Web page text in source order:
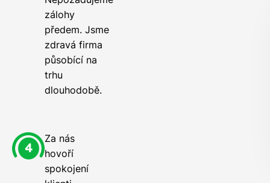
zálohy
předem. Jsme
zdravá firma
působící na
trhu
dlouhodobě.
Za nás
hovoří
spokojení